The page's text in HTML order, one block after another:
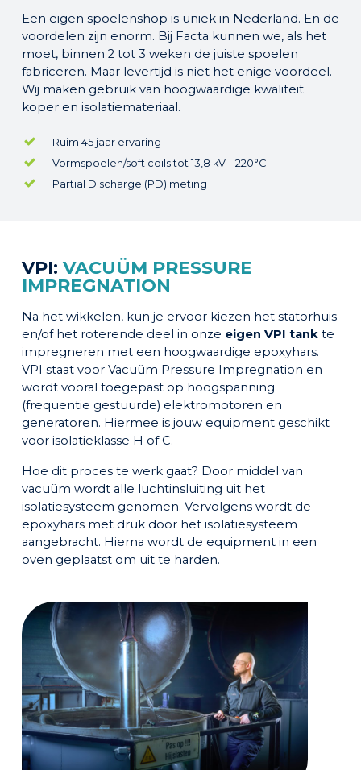
Een eigen spoelenshop is uniek in Nederland. En de
voordelen zijn enorm. Bij Facta kunnen we, als het
moet, binnen 2 tot 3 weken de juiste spoelen
fabriceren. Maar levertijd is niet het enige voordeel.
Wij maken gebruik van hoogwaardige kwaliteit
koper en isolatiemateriaal.
Ruim 45 jaar ervaring
Vormspoelen/soft coils tot 13,8 kV – 220°C
Partial Discharge (PD) meting
VPI: VACUÜM PRESSURE
IMPREGNATION
Na het wikkelen, kun je ervoor kiezen het statorhuis
en/of het roterende deel in onze eigen VPI tankte
impregneren met een hoogwaardige epoxyhars.
VPI staat voor Vacuüm Pressure Impregnation en
wordt vooral toegepast op hoogspanning
(frequentie gestuurde) elektromotoren en
generatoren. Hiermee is jouw equipment geschikt
voor isolatieklasse H of C.
Hoe dit proces te werk gaat? Door middel van
vacuüm wordt alle luchtinsluiting uit het
isolatiesysteem genomen. Vervolgens wordt de
epoxyhars met druk door het isolatiesysteem
aangebracht. Hierna wordt de equipment in een
oven geplaatst om uit te harden.